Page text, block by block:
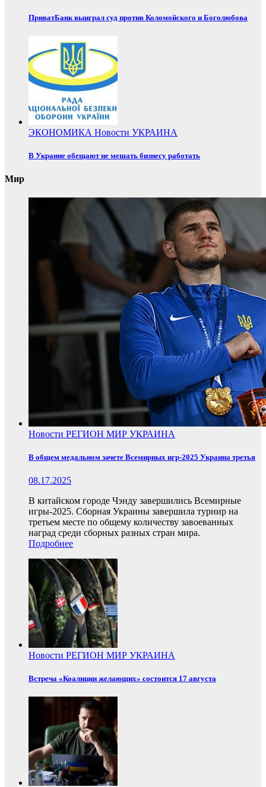
ПриватБанк выиграл суд против Коломойского и Боголюбова
ЭКОНОМИКА Новости УКРАИНА
В Украине обещают не мешать бизнесу работать
Мир
Новости РЕГИОН МИР УКРАИНА
В общем медальном зачете Всемирных игр-2025 Украина третья
08.17.2025
В китайском городе Чэнду завершились Всемирные
игры-2025. Сборная Украины завершила турнир на
третьем месте по общему количеству завоеванных
наград среди сборных разных стран мира.
Подробнее
Новости РЕГИОН МИР УКРАИНА
Встреча «Коалиции желающих» состоится 17 августа